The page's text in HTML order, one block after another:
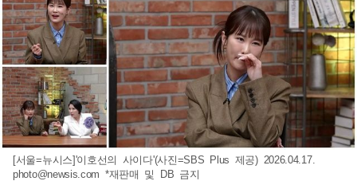
[서울=뉴시스]'이호선의 사이다'(사진=SBS Plus 제공) 2026.04.17.
photo@newsis.com *재판매 및 DB 금지